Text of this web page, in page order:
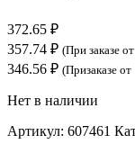
372.65 ₽
357.74 ₽ (При заказе
346.56 ₽ (Призаказе
Нет в наличии
Артикул: 607461